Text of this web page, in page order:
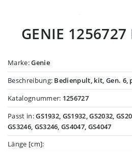
GENIE
Marke:Genie
Beschreibung: Bedienpult, kit, Gen. 6,
Katalognummer: 1256727
Passt in:GS1932, GS1932, GS2032,
GS3246, GS3246, GS4047, GS4047
Länge [cm]: